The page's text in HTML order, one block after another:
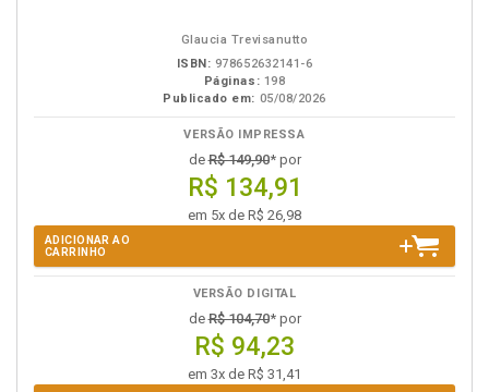
Glaucia Trevisanutto
ISBN: 978652632141-6
Páginas: 198
Publicado em: 05/08/2026
VERSÃO IMPRESSA
deR$ 149,90* por
R$ 134,91
em 5x de R$ 26,98
ADICIONAR AO
CARRINHO
VERSÃO DIGITAL
deR$ 104,70* por
R$ 94,23
em 3x de R$ 31,41